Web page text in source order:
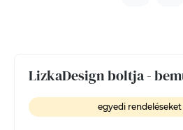
LizkaDesign boltja -
egyedi